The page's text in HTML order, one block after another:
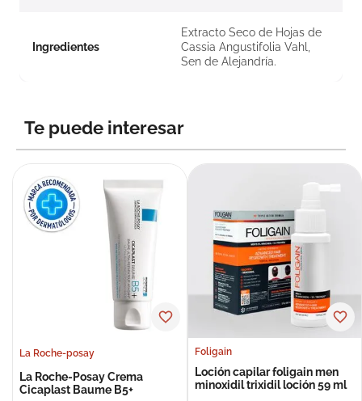
Ingredientes
Extracto Seco de Hojas de
Cassia Angustifolia Vahl,
Sen de Alejandría.
Te puede interesar
La Roche-posay
La Roche-Posay Crema
Cicaplast Baume B5+
Foligain
Loción capilar foligain men
minoxidil trixidil loción 59 ml